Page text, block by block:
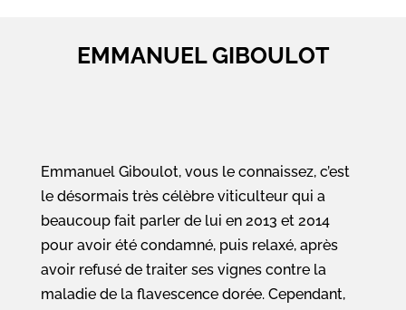
EMMANUEL GIBOULOT
Emmanuel Giboulot, vous le connaissez, c’est
le désormais très célèbre viticulteur qui a
beaucoup fait parler de lui en 2013 et 2014
pour avoir été condamné, puis relaxé, après
avoir refusé de traiter ses vignes contre la
maladie de la flavescence dorée. Cependant,